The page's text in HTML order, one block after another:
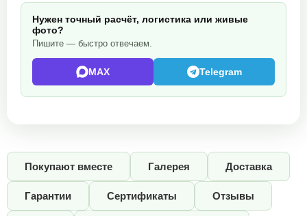
Нужен точный расчёт, логистика или живые
фото?
Пишите — быстро отвечаем.
MAX Telegram
Покупают вместе Галерея Доставка
Гарантии Сертификаты Отзывы